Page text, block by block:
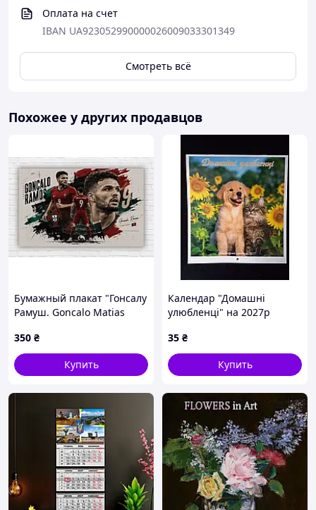
Оплата на счет
IBAN UA923052990000026009033301349
Смотреть всё
Похожее у других продавцов
Бумажный плакат "Гонсалу
Рамуш. Gonсalo Matias
350 ₴
Купить
Календар "Домашні
улюбленці" на 2027р
35 ₴
Купить